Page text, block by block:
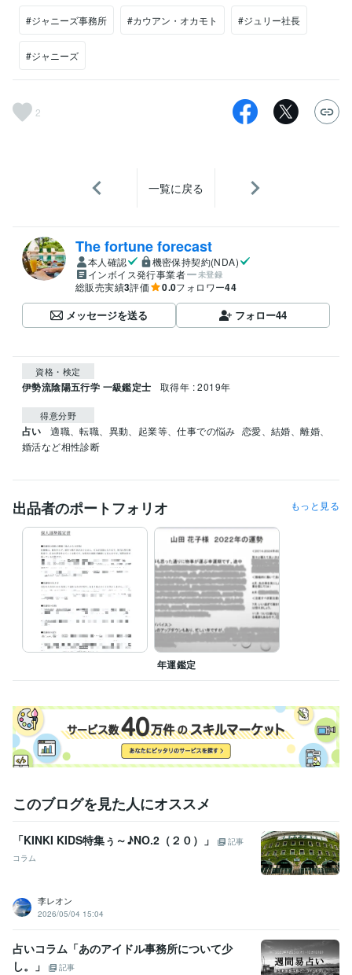
#ジャニーズ事務所 #カウアン・オカモト #ジュリー社長
#ジャニーズ
2
一覧に戻る
The fortune forecast
本人確認
機密保持契約(NDA)
インボイス発行事業者
未登録
総販売実績3評価 0.0フォロワー44
メッセージを送る フォロー44
資格・検定
伊勢流陰陽五行学 一級鑑定士 取得年 : 2019年
得意分野
占い 適職、転職、異動、起業等、仕事での悩み 恋愛、結婚、離婚、
婚活など相性診断
出品者のポートフォリオ もっと見る
年運鑑定
このブログを見た人にオススメ
「KINKI KIDS特集ぅ～♪NO.2（２０）」
記事
コラム
李レオン
2026/05/04 15:04
占いコラム「あのアイドル事務所について少
し。」
記事